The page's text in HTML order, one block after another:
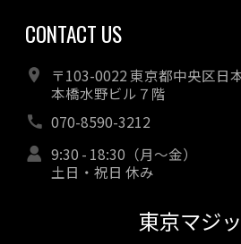
CONTACT US
〒103-0022 東京都中央区
本橋水野ビル７階
070-8590-3212
9:30 - 18:30（月～金）
土日・祝日 休み
東京マジ